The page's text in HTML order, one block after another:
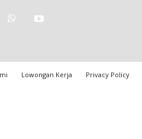
Lowongan Kerja Privacy Policy